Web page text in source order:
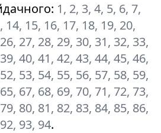
: 1, 2, 3, 4, 5, 6, 7,
14, 15, 16, 17, 18, 19, 20,
27, 28, 29, 30, 31, 32, 33,
40, 41, 42, 43, 44, 45, 46,
53, 54, 55, 56, 57, 58, 59,
67, 68, 69, 70, 71, 72, 73,
80, 81, 82, 83, 84, 85, 86,
93, 94.